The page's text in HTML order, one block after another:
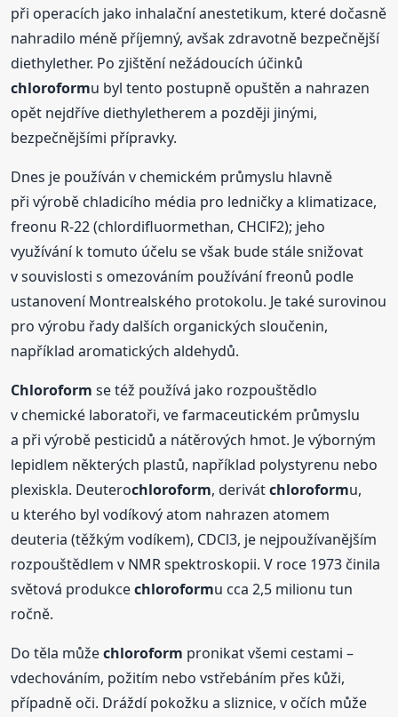
při operacích jako inhalační anestetikum, které dočasně
nahradilo méně příjemný, avšak zdravotně bezpečnější
diethylether. Po zjištění nežádoucích účinků
chloroformu byl tento postupně opuštěn a nahrazen
opět nejdříve diethyletherem a později jinými,
bezpečnějšími přípravky.
Dnes je používán v chemickém průmyslu hlavně
při výrobě chladicího média pro ledničky a klimatizace,
freonu R-22 (chlordifluormethan, CHClF2); jeho
využívání k tomuto účelu se však bude stále snižovat
v souvislosti s omezováním používání freonů podle
ustanovení Montrealského protokolu. Je také surovinou
pro výrobu řady dalších organických sloučenin,
například aromatických aldehydů.
Chloroform se též používá jako rozpouštědlo
v chemické laboratoři, ve farmaceutickém průmyslu
a při výrobě pesticidů a nátěrových hmot. Je výborným
lepidlem některých plastů, například polystyrenu nebo
plexiskla. Deuterochloroform, derivátchloroformu,
u kterého byl vodíkový atom nahrazen atomem
deuteria (těžkým vodíkem), CDCl3, je nejpoužívanějším
rozpouštědlem v NMR spektroskopii. V roce 1973 činila
světová produkcechloroformu cca 2,5 milionu tun
ročně.
Do těla můžechloroform pronikat všemi cestami –
vdechováním, požitím nebo vstřebáním přes kůži,
případně oči. Dráždí pokožku a sliznice, v očích může